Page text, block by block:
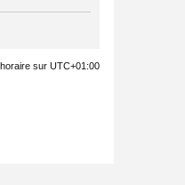
sur UTC+01:00